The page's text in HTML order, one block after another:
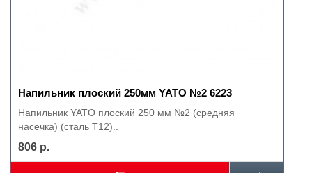
Напильник плоский 250мм YATO №2 6223
Напильник YATO плоский 250 мм №2 (средняя
насечка) (сталь Т12)..
806 р.